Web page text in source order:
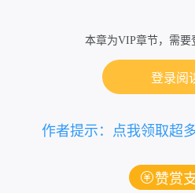
本章为VIP章节，需要
登录阅
作者提示：点我领取超
赞赏